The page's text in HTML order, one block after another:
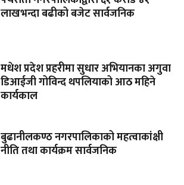
लाखभन्दा बढीको बजेट सार्वजनिक
मधेश प्रदेश प्रहरीमा सुधार अभियानका अगुवा
डिआईजी गोविन्द थपलियाको आठ महिने
कार्यकाल
बुढानीलकण्ठ नगरपालिकाको महत्वाकांक्षी
नीति तथा कार्यक्रम सार्वजनिक